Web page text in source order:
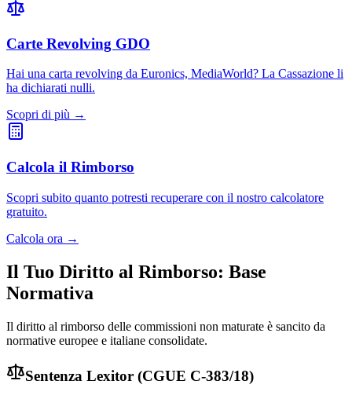
Carte Revolving GDO
Hai una carta revolving da Euronics, MediaWorld? La Cassazione li
ha dichiarati nulli.
Scopri di più →
Calcola il Rimborso
Scopri subito quanto potresti recuperare con il nostro calcolatore
gratuito.
Calcola ora →
Il Tuo Diritto al Rimborso: Base
Normativa
Il diritto al rimborso delle commissioni non maturate è sancito da
normative europee e italiane consolidate.
Sentenza Lexitor (CGUE C-383/18)